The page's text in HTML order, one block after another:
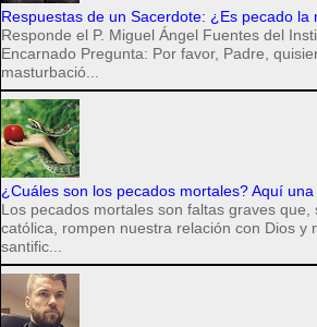
Respuestas de un Sacerdote: ¿Es pecado la
Responde el P. Miguel Ángel Fuentes del
Encarnado Pregunta: Por favor, Padre,
masturbació...
¿Cuáles son los pecados mortales? Aquí una
Los pecados mortales son faltas graves que,
católica, rompen nuestra relación con Dios y
santific...